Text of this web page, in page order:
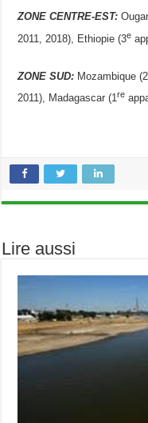
ZONE CENTRE-EST:
2011, 2018), Ethiopie (3e
ZONE SUD: Mozambique (2
2011), Madagascar (1re
Lire aussi